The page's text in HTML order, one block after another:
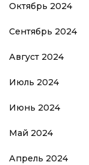
Октябрь 2024
Сентябрь 2024
Август 2024
Июль 2024
Июнь 2024
Май 2024
Апрель 2024